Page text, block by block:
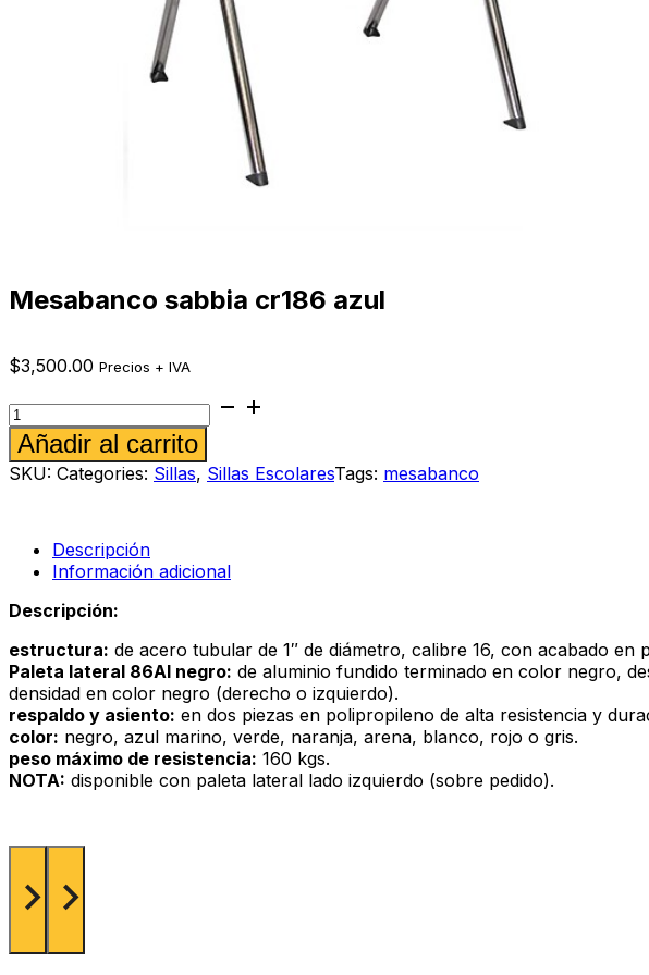
Mesabanco sabbia cr186 azul
$3,500.00 Precios + IVA
Mesabanco
sabbia
cr186
azul
cantidad
Añadir al carrito
SKU: Categories: Sillas, Sillas EscolaresTags: mesabanco
Descripción
Información adicional
Descripción:
estructura: de acero tubular de 1″ de diámetro, calibre 16, con acabado
Paleta lateral 86Al negro: de aluminio fundido terminado en color negro,
densidad en color negro (derecho o izquierdo).
respaldo y asiento: en dos piezas en polipropileno de alta resistencia y
color: negro, azul marino, verde, naranja, arena, blanco, rojo o gris.
peso máximo de resistencia: 160 kgs.
NOTA: disponible con paleta lateral lado izquierdo (sobre pedido).